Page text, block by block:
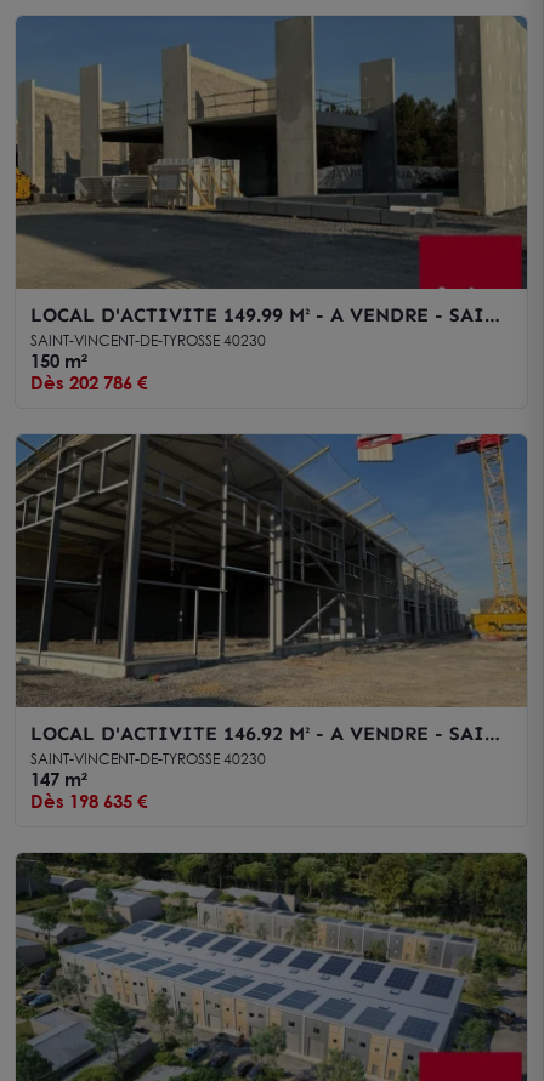
LOCAL D'ACTIVITE 149.99 M² - A VENDRE - SAINT
VINCENT DE TYROSSE
SAINT-VINCENT-DE-TYROSSE 40230
150 m²
Dès 202 786 €
LOCAL D'ACTIVITE 146.92 M² - A VENDRE - SAINT
VINCENT DE TYROSSE
SAINT-VINCENT-DE-TYROSSE 40230
147 m²
Dès 198 635 €